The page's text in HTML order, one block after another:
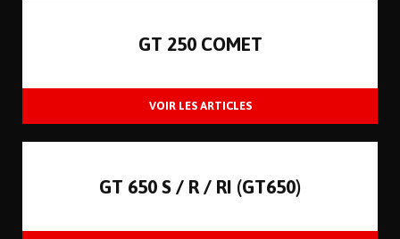
GT 250 COMET
GT 650 S / R / RI (GT650)